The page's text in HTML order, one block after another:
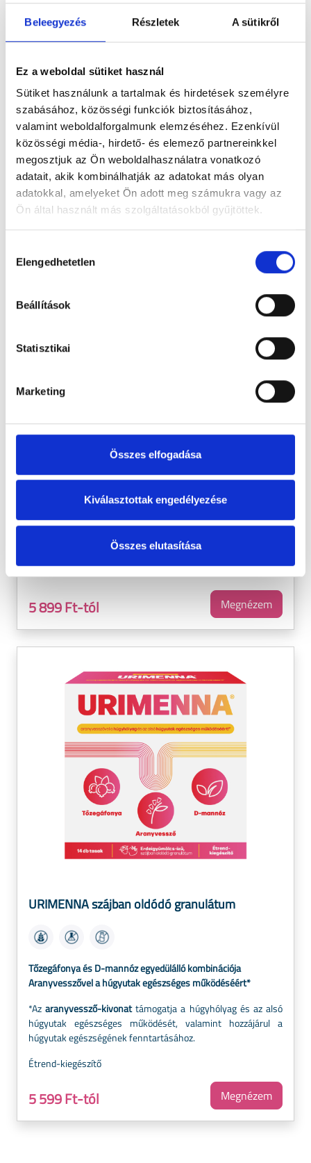
Beleegyezés Részletek A sütikről
Ez a weboldal sütiket használ
Sütiket használunk a tartalmak és hirdetések személyre
szabásához, közösségi funkciók biztosításához,
valamint weboldalforgalmunk elemzéséhez. Ezenkívül
közösségi média-, hirdető- és elemező partnereinkkel
megosztjuk az Ön weboldalhasználatra vonatkozó
adatait, akik kombinálhatják az adatokat más olyan
adatokkal, amelyeket Ön adott meg számukra vagy az
Ön által használt más szolgáltatásokból gyűjtöttek.
kiválasztása
Elengedhetetlen
Beállítások
Statisztikai
Marketing
Összes elfogadása
Kiválasztottak engedélyezése
Összes elutasítása
DimoVena Sercegő hab
A DimoVena Sercegő hab azonnali felfrissülést biztosít a
fáradt, elnehezedett lábaknak. - Kozmetikum
4 699 Ft-tól Megnézem
Dimotec Duo - 30db filmtabletta
Dimotec Duo diozminnal és szúrós csodabogyóval a vénák
egészségéért*
Fáradt, elnehezedett, feldagadt lábakkal küzd? A Dimotec Duo
5 899 Ft-tól Megnézem
URIMENNA szájban oldódó granulátum
Tőzegáfonya és D-mannóz egyedülálló kombinációja
Aranyvesszővel a húgyutak egészséges működéséért*
*Azaranyvessző-kivonattámogatja a húgyhólyag és az alsó
húgyutak egészséges működését, valamint hozzájárul a
húgyutak egészségének fenntartásához.
Étrend-kiegészítő
5 599 Ft-tól Megnézem